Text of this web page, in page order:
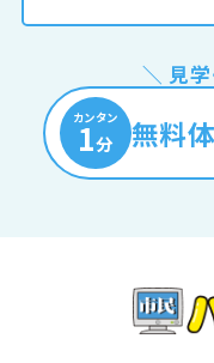
＼ 見学
カンタン
1分 無料